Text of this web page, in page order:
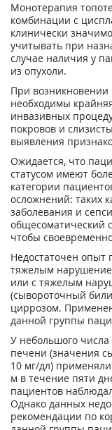
Монотерапия
комбинации с
клинически
учитывать при
случае наличия у
из опухоли.
При
необходимы
инвазивных
покровов и
выявления
Ожидается, что
статусом имеют
категории
осложнений: таких
заболевания и
общесоматический
чтобы
Недостаточен опыт
тяжелым
или с тяжелым
(сывороточный
циррозом.
данной группы
У небольшого
печени (значения
10 мг/дл)
м в течение пяти
пациентов
Однако данных
рекомендации по